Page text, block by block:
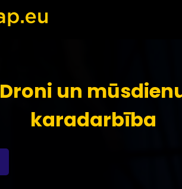
Droni un
karadarbība